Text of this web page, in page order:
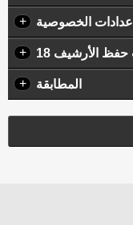
+ إعدادات الخصوصية
+
+ المطابقة